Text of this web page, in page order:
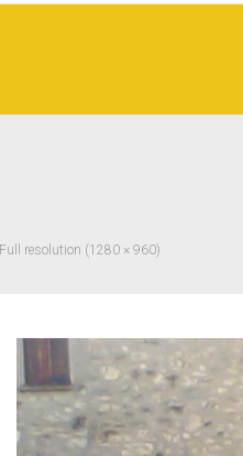
Full resolution (1280 × 960)